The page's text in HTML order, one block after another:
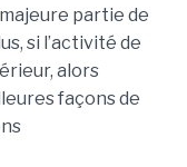
partie de
si l’activité de
alors
façons de